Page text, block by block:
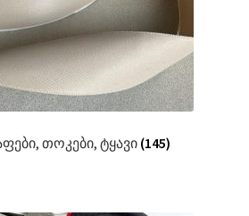
თოკები, ტყავი (145)